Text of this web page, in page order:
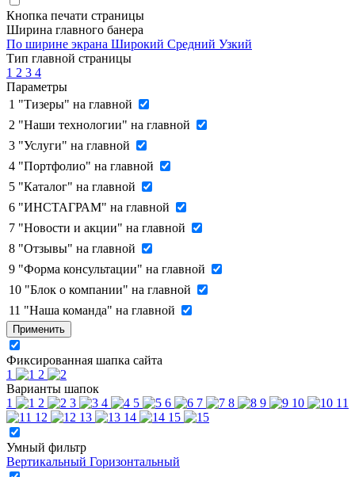
Кнопка печати страницы
Ширина главного банера
По ширине экрана Широкий Средний Узкий
Тип главной страницы
1 2 3 4
Параметры
1 "Тизеры" на главной
2 "Наши технологии" на главной
3 "Услуги" на главной
4 "Портфолио" на главной
5 "Каталог" на главной
6 "ИНСТАГРАМ" на главной
7 "Новости и акции" на главной
8 "Отзывы" на главной
9 "Форма консультации" на главной
10 "Блок о компании" на главной
11 "Наша команда" на главной
Применить
Фиксированная шапка сайта
1
2
Варианты шапок
1
2 3 4 5 6 7 8 9 10
11
12
13 14 15
Умный фильтр
Вертикальный Горизонтальный